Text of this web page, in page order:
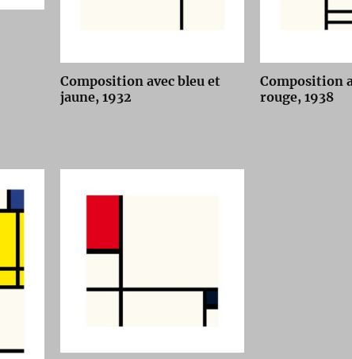
Composition avec bleu et
jaune, 1932
Composition
rouge, 1938